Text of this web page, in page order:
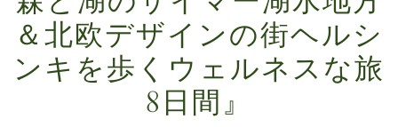
＆北欧デザインの街ヘルシ
ンキを歩くウェルネスな旅
8日間』